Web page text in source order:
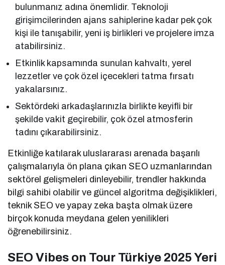
bulunmanız adına önemlidir. Teknoloji
girişimcilerinden ajans sahiplerine kadar pek çok
kişi ile tanışabilir, yeni iş birlikleri ve projelere imza
atabilirsiniz.
Etkinlik kapsamında sunulan kahvaltı, yerel
lezzetler ve çok özel içecekleri tatma fırsatı
yakalarsınız.
Sektördeki arkadaşlarınızla birlikte keyifli bir
şekilde vakit geçirebilir, çok özel atmosferin
tadını çıkarabilirsiniz.
Etkinliğe katılarak uluslararası arenada başarılı
çalışmalarıyla ön plana çıkan SEO uzmanlarından
sektörel gelişmeleri dinleyebilir, trendler hakkında
bilgi sahibi olabilir ve güncel algoritma değişiklikleri,
teknik SEO ve yapay zeka başta olmak üzere
birçok konuda meydana gelen yenilikleri
öğrenebilirsiniz.
SEO Vibes on Tour Türkiye 2025 Yeri